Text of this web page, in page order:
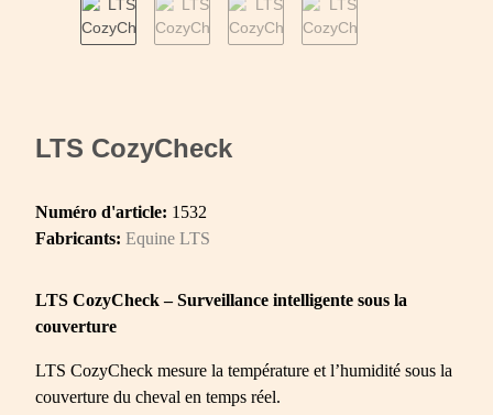
LTS CozyCheck
Numéro d'article: 1532
Fabricants: Equine LTS
LTS CozyCheck – Surveillance intelligente sous la
couverture
LTS CozyCheck mesure la température et l’humidité sous la
couverture du cheval en temps réel.